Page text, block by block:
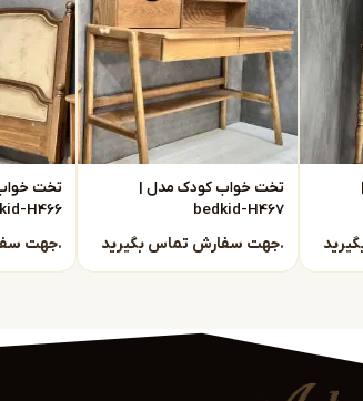
های پلی استر برای پوشش کار می باشد.
مواد اولیه تمامی قیمت های
این شماره تماس حاصل فرمائید :
تخت خواب کودک مدل |
bedkid-H467
جهت سفارش تماس بگیرید.
تخت
H466
جهت سفارش تماس بگیرید.